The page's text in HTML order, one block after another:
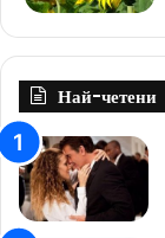
Най-четени